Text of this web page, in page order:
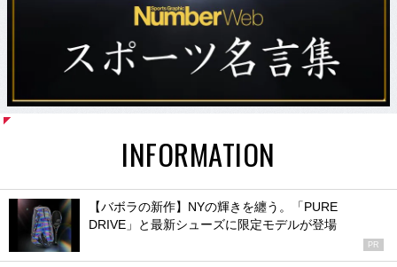
INFORMATION
【バボラの新作】NYの輝きを纏う。「PURE
DRIVE」と最新シューズに限定モデルが登場
PR